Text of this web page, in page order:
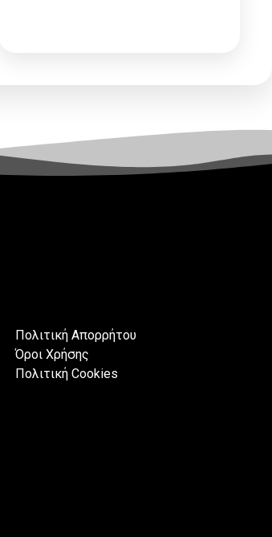
Πολιτική Απορρήτου
Όροι Χρήσης
Πολιτική Cookies